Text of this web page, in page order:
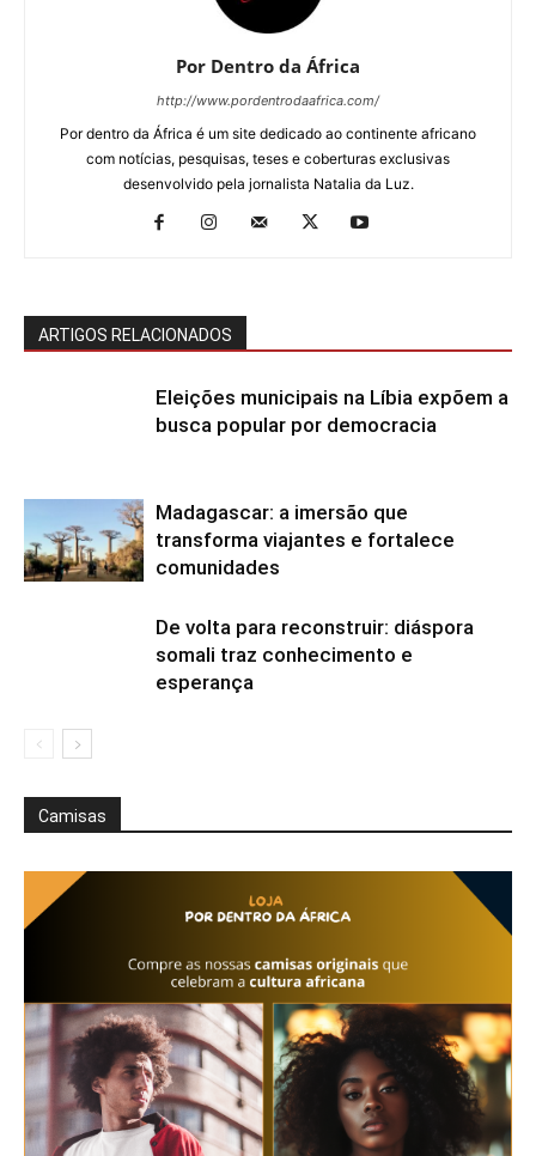
Por Dentro da África
http://www.pordentrodaafrica.com/
Por dentro da África é um site dedicado ao continente africano
com notícias, pesquisas, teses e coberturas exclusivas
desenvolvido pela jornalista Natalia da Luz.
ARTIGOS RELACIONADOS
Eleições municipais na Líbia expõem a
busca popular por democracia
Madagascar: a imersão que
transforma viajantes e fortalece
comunidades
De volta para reconstruir: diáspora
somali traz conhecimento e
esperança
Camisas